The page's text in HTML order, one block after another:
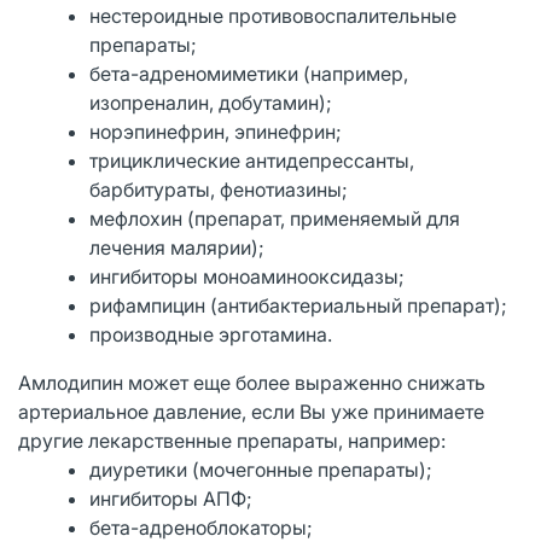
нестероидные противовоспалительные
препараты;
бета-адреномиметики (например,
изопреналин, добутамин);
норэпинефрин, эпинефрин;
трициклические антидепрессанты,
барбитураты, фенотиазины;
мефлохин (препарат, применяемый для
лечения малярии);
ингибиторы моноаминооксидазы;
рифампицин (антибактериальный препарат);
производные эрготамина.
Амлодипин может еще более выраженно снижать
артериальное давление, если Вы уже принимаете
другие лекарственные препараты, например:
диуретики (мочегонные препараты);
ингибиторы АПФ;
бета-адреноблокаторы;